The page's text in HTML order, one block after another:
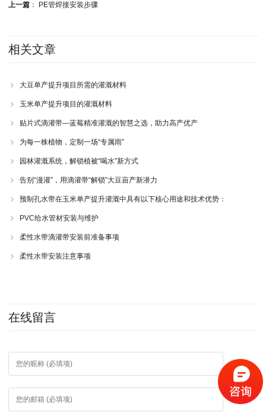
上一篇： PE管焊接安装步骤
相关文章
大豆单产提升项目所需的灌溉材料
玉米单产提升项目的灌溉材料
贴片式滴灌带—蓝莓精准灌溉的智慧之选，助力高产优产
为每一株植物，定制一场“专属雨”
园林灌溉系统，解锁植被“喝水”新方式
告别“漫灌”，用滴灌带“解锁”大豆亩产新潜力
预制孔水带在玉米单产提升灌溉中具有以下核心用途和技术优势：
PVC给水管材安装与维护
柔性水带滴灌带安装前准备事项
柔性水带安装注意事项
在线留言
*
*